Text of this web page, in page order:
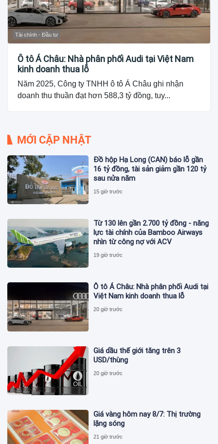
Tài chính - Đầu tư
Ô tô Á Châu: Nhà phân phối Audi tại Việt Nam
kinh doanh thua lỗ
Năm 2025, Công ty TNHH ô tô Á Châu ghi nhận
doanh thu thuần đạt hơn 588,3 tỷ đồng, tuy...
MỚI CẬP NHẬT
Đồ hộp Hạ Long (CAN) báo lỗ gần
16 tỷ đồng, tài sản giảm gần 120 tỷ
sau nửa năm
15 giờ trước
Từ 130 lên gần 2.700 tỷ đồng - năng
lực tài chính của Bamboo Airways
nhìn từ công nợ với ACV
19 giờ trước
Ô tô Á Châu: Nhà phân phối Audi tại
Việt Nam kinh doanh thua lỗ
20 giờ trước
Giá dầu thế giới tăng trên 3
USD/thùng
20 giờ trước
Giá vàng hôm nay 8/7: Thị trường
lặng sóng
21 giờ trước